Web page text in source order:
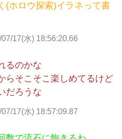
(ホロウ探索)イラネって書
17(水) 18:56:20.66
るのかな
らそこそこ楽しめてるけど
だろうな
17(水) 18:57:09.87